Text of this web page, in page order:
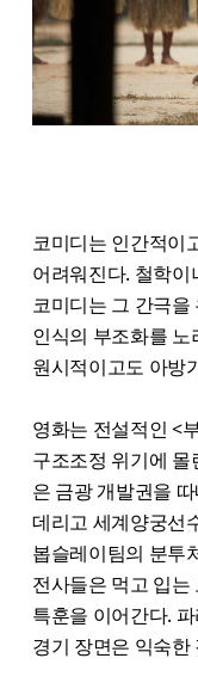
코미디는 인간적이
어려워진다. 철학
코미디는 그 간극
인식의 부조화를 노
원시적이고도 아방
영화는 전설적인 <
구조조정 위기에
은 금광 개발권을
데리고 세계양궁선
봅슬레이팀의 분투
전사들은 먹고 입는
특훈을 이어간다.
경기 장면은 익숙한